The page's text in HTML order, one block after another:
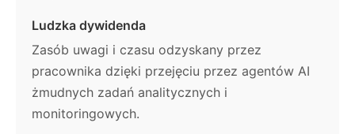
Ludzka dywidenda
Zasób uwagi i czasu odzyskany przez
pracownika dzięki przejęciu przez agentów AI
żmudnych zadań analitycznych i
monitoringowych.